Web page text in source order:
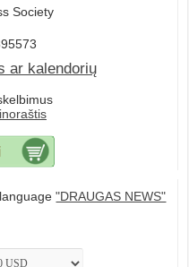
Society
ar kalendorių
"DRAUGAS NEWS"